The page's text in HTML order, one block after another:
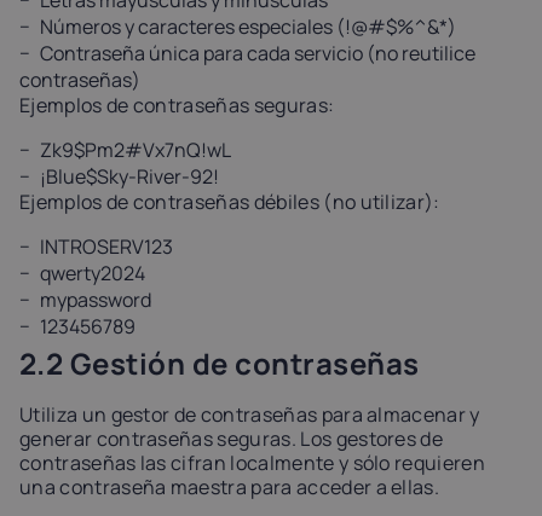
Números y caracteres especiales (!@#$%^&*)
Contraseña única para cada servicio (no reutilice
contraseñas)
Ejemplos de contraseñas seguras:
Zk9$Pm2#Vx7nQ!wL
¡Blue$Sky-River-92!
Ejemplos de contraseñas débiles (no utilizar):
INTROSERV123
qwerty2024
mypassword
123456789
2.2 Gestión de contraseñas
Utiliza un gestor de contraseñas para almacenar y
generar contraseñas seguras. Los gestores de
contraseñas las cifran localmente y sólo requieren
una contraseña maestra para acceder a ellas.